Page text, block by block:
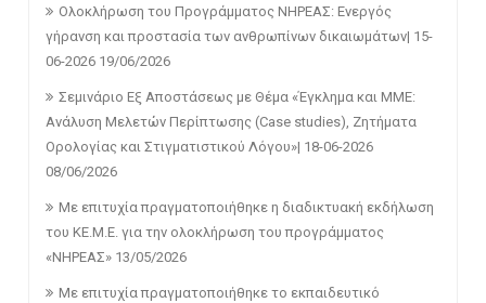
Ολοκλήρωση του Προγράμματος ΝΗΡΕΑΣ: Ενεργός
γήρανση και προστασία των ανθρωπίνων δικαιωμάτων| 15-
06-2026 19/06/2026
Σεμινάριο Εξ Αποστάσεως με Θέμα «Έγκλημα και ΜΜΕ:
Ανάλυση Μελετών Περίπτωσης (Case studies), Ζητήματα
Ορολογίας και Στιγματιστικού Λόγου»| 18-06-2026
08/06/2026
Με επιτυχία πραγματοποιήθηκε η διαδικτυακή εκδήλωση
του ΚΕ.Μ.Ε. για την ολοκλήρωση του προγράμματος
«ΝΗΡΕΑΣ» 13/05/2026
Με επιτυχία πραγματοποιήθηκε το εκπαιδευτικό